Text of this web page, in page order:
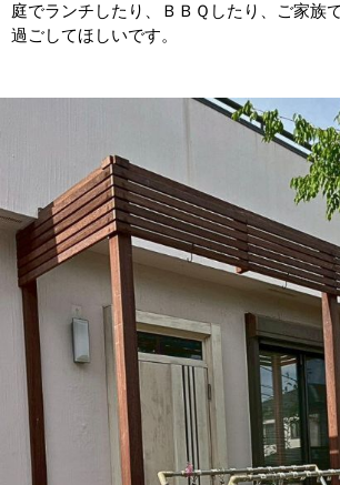
庭でランチしたり、ＢＢＱしたり、ご家族
過ごしてほしいです。